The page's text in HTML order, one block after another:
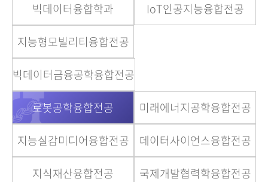
빅데이터융합학과
IoT인공지능융합전공
지능형모빌리티융합전공
빅데이터금융공학융합전공
로봇공학융합전공 미래에너지공학융합전공
지능실감미디어융합전공 데이터사이언스융합전공
지식재산융합전공 국제개발협력학융합전공